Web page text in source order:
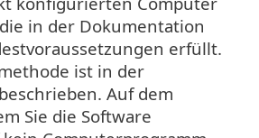
in der Dokumentation
erfüllt.
ist in der
Auf dem
Sie die Software